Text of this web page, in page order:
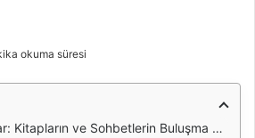
okuma süresi
ve Sohbetlerin Buluşma Noktası